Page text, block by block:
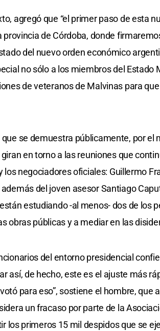
agregó que “el primer paso de esta
provincia de Córdoba, donde
del nuevo orden económico
no sólo a los miembros del Estado
de veteranos de Malvinas para
se demuestra públicamente, por el
en torno a las reuniones que
los negociadores oficiales: Guillermo
del joven asesor Santiago
estudiando -al menos- dos de los
obras públicas y a mediar en las
del entorno presidencial
así, de hecho, este es el ajuste más
para eso”, sostiene el hombre,
un fracaso por parte de la
los primeros 15 mil despidos que se